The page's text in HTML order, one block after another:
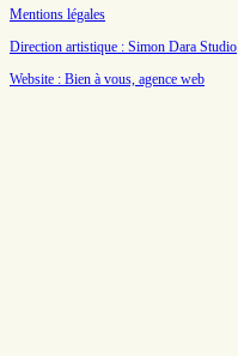
Mentions légales
Direction artistique : Simon Dara Studio
Website : Bien à vous, agence web